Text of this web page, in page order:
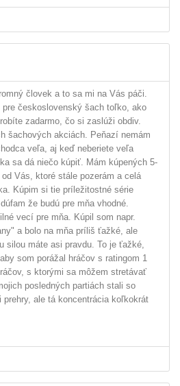
človek a to sa mi na Vás páči.
pre československý šach toľko, ako
zadarmo, čo si zaslúži obdiv.
šachových akciách. Peňazí nemám
veľa, aj keď neberiete veľa
sa dá niečo kúpiť. Mám kúpených 5-
Vás, ktoré stále pozerám a celá
Kúpim si tie príležitostné série
že budú pre mňa vhodné.
vecí pre mňa. Kúpil som napr.
a bolo na mňa príliš ťažké, ale
silou máte asi pravdu. To je ťažké,
som porážal hráčov s ratingom 1
s ktorými sa môžem stretávať
posledných partiách stali so
ale tá koncentrácia koľkokrát